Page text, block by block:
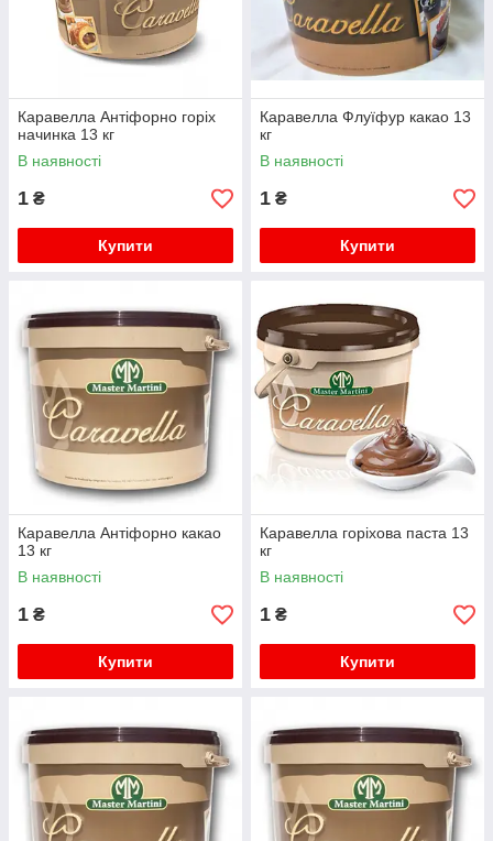
Каравелла Антiфорно горіх
начинка 13 кг
В наявності
1 ₴
Купити
Каравелла Флуїфур какао 13
кг
В наявності
1 ₴
Купити
Каравелла Антіфорно какао
13 кг
В наявності
1 ₴
Купити
Каравелла горіхова паста 13
кг
В наявності
1 ₴
Купити